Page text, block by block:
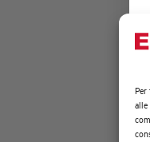
Per
alle